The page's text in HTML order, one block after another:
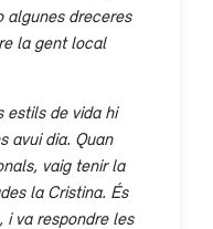
algunes dreceres
la gent local
estils de vida hi
avui dia. Quan
vaig tenir la
la Cristina. És
i va respondre les